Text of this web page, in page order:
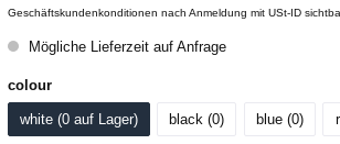
Geschäftskundenkonditionen nach Anmeldung mit USt-ID
Mögliche Lieferzeit auf Anfrage
colour
white (0 auf Lager) black (0) blue (0)